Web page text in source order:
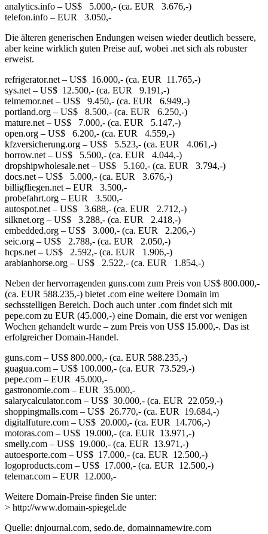
analytics.info – US$ 5.000,- (ca. EUR 3.676,-)
telefon.info – EUR 3.050,-
Die älteren generischen Endungen weisen wieder deutlich bessere,
aber keine wirklich guten Preise auf, wobei .net sich als robuster
erweist.
refrigerator.net – US$ 16.000,- (ca. EUR 11.765,-)
sys.net – US$ 12.500,- (ca. EUR 9.191,-)
telmemor.net – US$ 9.450,- (ca. EUR 6.949,-)
portland.org – US$ 8.500,- (ca. EUR 6.250,-)
mature.net – US$ 7.000,- (ca. EUR 5.147,-)
open.org – US$ 6.200,- (ca. EUR 4.559,-)
kfzversicherung.org – US$ 5.523,- (ca. EUR 4.061,-)
borrow.net – US$ 5.500,- (ca. EUR 4.044,-)
dropshipwholesale.net – US$ 5.160,- (ca. EUR 3.794,-)
docs.net – US$ 5.000,- (ca. EUR 3.676,-)
billigfliegen.net – EUR 3.500,-
probefahrt.org – EUR 3.500,-
autospot.net – US$ 3.688,- (ca. EUR 2.712,-)
silknet.org – US$ 3.288,- (ca. EUR 2.418,-)
embedded.org – US$ 3.000,- (ca. EUR 2.206,-)
seic.org – US$ 2.788,- (ca. EUR 2.050,-)
hcps.net – US$ 2.592,- (ca. EUR 1.906,-)
arabianhorse.org – US$ 2.522,- (ca. EUR 1.854,-)
Neben der hervorragenden guns.com zum Preis von US$ 800.000,-
(ca. EUR 588.235,-) bietet .com eine weitere Domain im
sechsstelligen Bereich. Doch auch unter .com findet sich mit
pepe.com zu EUR (45.000,-) eine Domain, die erst vor wenigen
Wochen gehandelt wurde – zum Preis von US$ 15.000,-. Das ist
erfolgreicher Domain-Handel.
guns.com – US$ 800.000,- (ca. EUR 588.235,-)
guagua.com – US$ 100.000,- (ca. EUR 73.529,-)
pepe.com – EUR 45.000,-
gastronomie.com – EUR 35.000,-
salarycalculator.com – US$ 30.000,- (ca. EUR 22.059,-)
shoppingmalls.com – US$ 26.770,- (ca. EUR 19.684,-)
digitalfuture.com – US$ 20.000,- (ca. EUR 14.706,-)
motoras.com – US$ 19.000,- (ca. EUR 13.971,-)
smelly.com – US$ 19.000,- (ca. EUR 13.971,-)
autoesporte.com – US$ 17.000,- (ca. EUR 12.500,-)
logoproducts.com – US$ 17.000,- (ca. EUR 12.500,-)
telemar.com – EUR 12.000,-
Weitere Domain-Preise finden Sie unter:
> http://www.domain-spiegel.de
Quelle: dnjournal.com, sedo.de, domainnamewire.com